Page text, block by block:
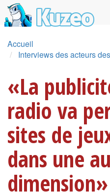
Accueil
Interviews des acteurs
«La
radio va
sites de
dans une
dimension»